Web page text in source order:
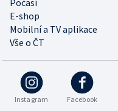
E-shop
Mobilní a TV aplikace
Vše o ČT
Instagram Facebook